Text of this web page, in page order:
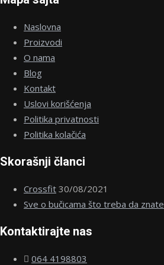
Naslovna
Proizvodi
O nama
Blog
Kontakt
Uslovi korišćenja
Politika privatnosti
Politika kolačića
Skorašnji članci
Crossfit 30/08/2021
Sve o bučicama što treba da znate
Kontaktirajte nas
064 4198803